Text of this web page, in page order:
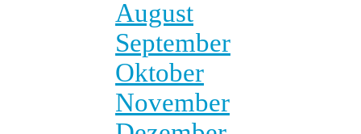
August
September
Oktober
November